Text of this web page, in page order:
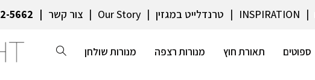
INSPIRATION טרנדלייט במגזין Our Story צור קשר 5662‏
ספוטים תאורת חוץ מנורות רצפה מנורות שולחן